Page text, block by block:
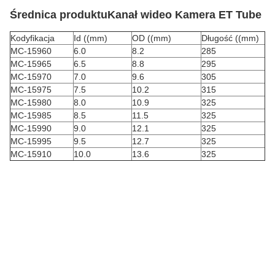
Średnica produktuKanał wideo Kamera ET Tube
Kodyfikacja Id ((mm) OD ((mm)
Długość ((mm)
MC-15960
6.0 8.2
285
MC-15965
6.5 8.8
295
MC-15970
7.0 9.6
305
MC-15975
7.5 10.2
315
MC-15980
8.0 10.9
325
MC-15985
8.5 11.5
325
MC-15990
9.0 12.1
325
MC-15995
9.5 12.7
325
MC-15910
10.0 13.6 325